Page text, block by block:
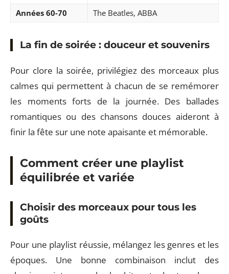
Années 60-70
The Beatles, ABBA
La fin de soirée : douceur et souvenirs
Pour clore la soirée, privilégiez des morceaux plus
calmes qui permettent à chacun de se remémorer
les moments forts de la journée. Des ballades
romantiques ou des chansons douces aideront à
finir la fête sur une note apaisante et mémorable.
Comment créer une playlist
équilibrée et variée
Choisir des morceaux pour tous les
goûts
Pour une playlist réussie, mélangez les genres et les
époques. Une bonne combinaison inclut des